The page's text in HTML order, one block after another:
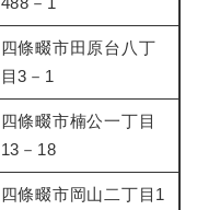
四條畷市田原台八丁
目3－1
四條畷市楠公一丁目
13－18
四條畷市岡山二丁目1